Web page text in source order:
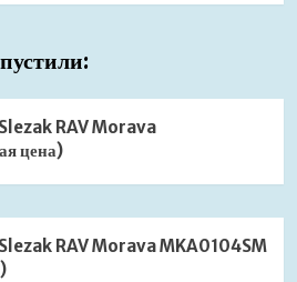
RAV Morava
цена)
Slezak RAV Morava MKA0104SM